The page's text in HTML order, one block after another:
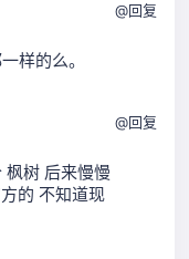
样的么。
@回复
树 后来慢慢
的 不知道现
@回复